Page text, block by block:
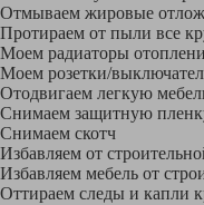
Отмываем жировые
Протираем от пыли все
Моем радиаторы
Моем розетки/
Отодвигаем легкую
Снимаем защитную
Снимаем скотч
Избавляем от
Избавляем мебель от
Оттираем следы и капли